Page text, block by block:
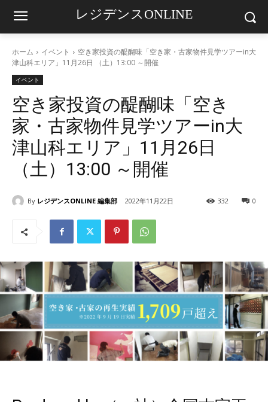
レジデンスONLINE
ホーム イベント
空き家投資の醍醐味「空き家・古家物件見学ツアーin大
津山科エリア」11月26日 （土）13:00 ～開催
イベント
空き家投資の醍醐味「空き
家・古家物件見学ツアーin大
津山科エリア」11月26日
（土）13:00 ～開催
By レジデンスONLINE 編集部 2022年11月22日 0
332